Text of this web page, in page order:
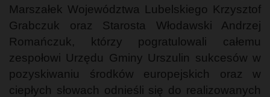
Marszałek Województwa Lubelskiego Krzysztof
Grabczuk oraz Starosta Włodawski Andrzej
Romańczuk, którzy pogratulowali całemu
zespołowi Urzędu Gminy Urszulin sukcesów w
pozyskiwaniu środków europejskich oraz w
ciepłych słowach odnieśli się do realizowanych